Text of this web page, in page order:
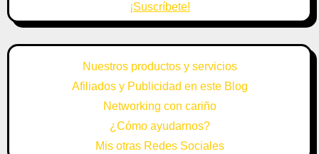
¡Suscríbete!
Nuestros productos y servicios
Afiliados y Publicidad en este Blog
Networking con cariño
¿Cómo ayudarnos?
Mis otras Redes Sociales